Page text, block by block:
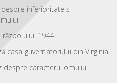
inferioritate şi
1944
casa guvernatorului din Virginia
despre caracterul omului